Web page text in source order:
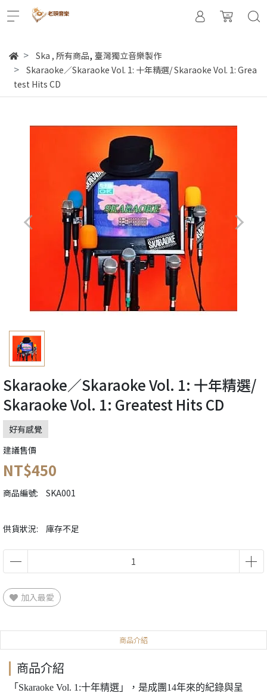
Ska , 所有商品, 臺灣獨立音樂製作
Skaraoke／Skaraoke Vol. 1: 十年精選/ Skaraoke Vol. 1: Grea
test Hits CD
Skaraoke／Skaraoke Vol. 1: 十年精選/
Skaraoke Vol. 1: Greatest Hits CD
好有感覺
建議售價
NT$450
商品編號: SKA001
供貨狀況: 庫存不足
加入最愛
商品介紹
商品介紹
「Skaraoke Vol. 1:十年精選」，是成團14年來的紀錄與呈